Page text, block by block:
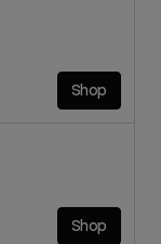
Shop
Shop